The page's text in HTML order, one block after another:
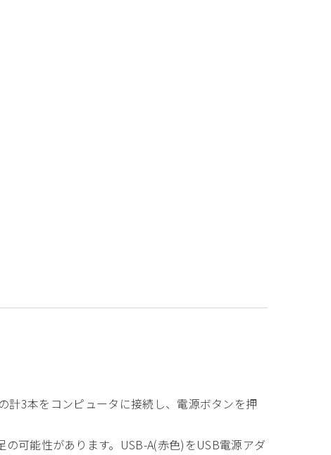
計3本をコンピュータに接続し、電源ボタンを押
可能性があります。USB-A(赤色)をUSB電源アダ